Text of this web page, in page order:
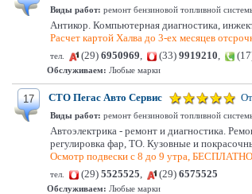
Виды работ: ремонт бензиновой топливной
Антикор. Компьютерная диагностика,
Расчет картой Халва до 3-ех месяцев
тел. (29) 6950969, (33) 9919210,
Обслуживаем: Любые марки
17 СТО Пегас Авто Сервис
Виды работ: ремонт бензиновой топливной
Автоэлектрика - ремонт и диагностика.
регулировка фар, ТО. Кузовные и
Осмотр подвески с 8 до 9 утра,
тел. (29) 5525525, (29) 6575525
Обслуживаем: Любые марки